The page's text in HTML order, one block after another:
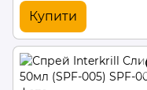
Купити